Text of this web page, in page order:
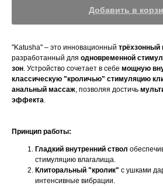
Добавить в
"Katusha" – это инновационный трёхзонный
разработанный для одновременной
зон. Устройство сочетает в себе мощную
классическую "кроличью" стимуляцию
анальный массаж, позволяя достичь
эффекта.
Принцип работы:
Гладкий внутренний ствол
стимуляцию влагалища.
Клиторальный "кролик" с ушками
интенсивные вибрации.